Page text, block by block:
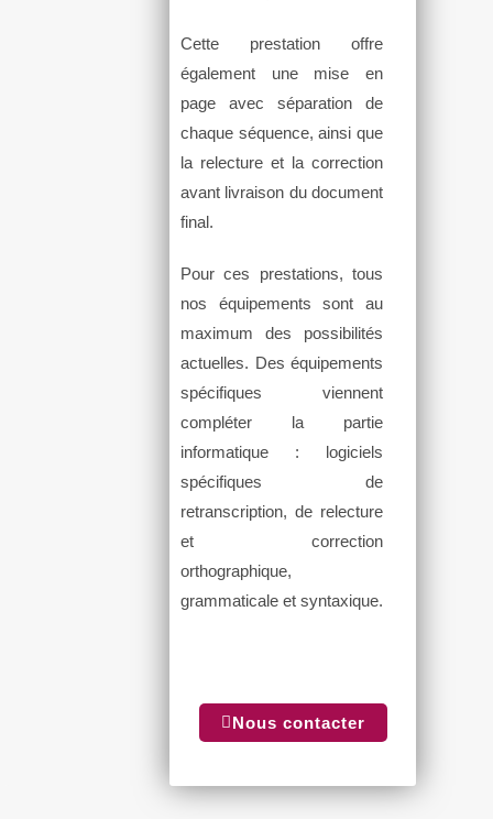
Cette prestation offre
également une mise en
page avec séparation de
chaque séquence, ainsi que
la relecture et la correction
avant livraison du document
final.
Pour ces prestations, tous
nos équipements sont au
maximum des possibilités
actuelles. Des équipements
spécifiques viennent
compléter la partie
informatique : logiciels
spécifiques de
retranscription, de relecture
et correction
orthographique,
grammaticale et syntaxique.
Nous contacter